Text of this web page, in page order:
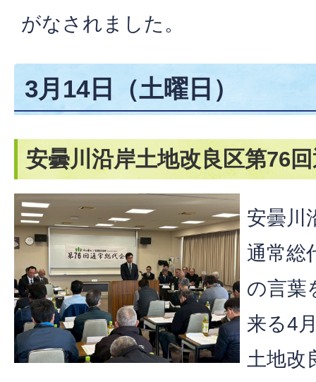
がなされました。
3月14日（土曜日）
安曇川沿岸土地改良区第76
安曇川
通常総
の言葉
来る4
土地改